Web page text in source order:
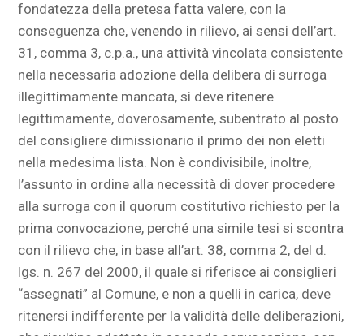
fondatezza della pretesa fatta valere, con la
conseguenza che, venendo in rilievo, ai sensi dell’art.
31, comma 3, c.p.a., una attività vincolata consistente
nella necessaria adozione della delibera di surroga
illegittimamente mancata, si deve ritenere
legittimamente, doverosamente, subentrato al posto
del consigliere dimissionario il primo dei non eletti
nella medesima lista. Non è condivisibile, inoltre,
l’assunto in ordine alla necessità di dover procedere
alla surroga con il quorum costitutivo richiesto per la
prima convocazione, perché una simile tesi si scontra
con il rilievo che, in base all’art. 38, comma 2, del d.
lgs. n. 267 del 2000, il quale si riferisce ai consiglieri
“assegnati” al Comune, e non a quelli in carica, deve
ritenersi indifferente per la validità delle deliberazioni,